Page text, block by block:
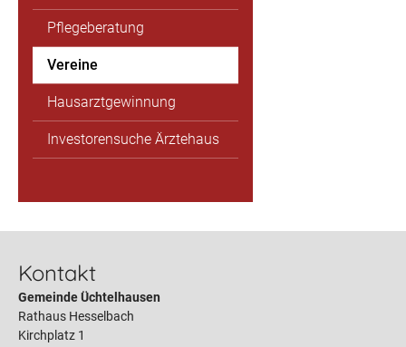
Pflegeberatung
Vereine
Hausarztgewinnung
Investorensuche Ärztehaus
Kontakt
Gemeinde Üchtelhausen
Rathaus Hesselbach
Kirchplatz 1